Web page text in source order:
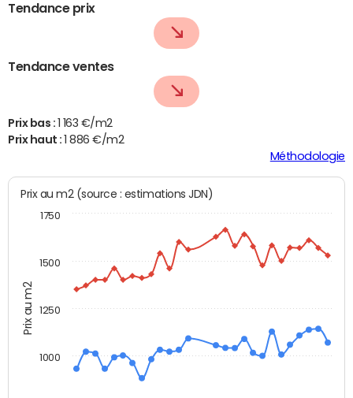
Tendance prix
Tendance ventes
Prix bas : 1 163 €/m2
Prix haut :1 886 €/m2
Méthodologie
Prix au m2
Prix au m2 (source : estimations JDN)
1000
1250
1500
1750